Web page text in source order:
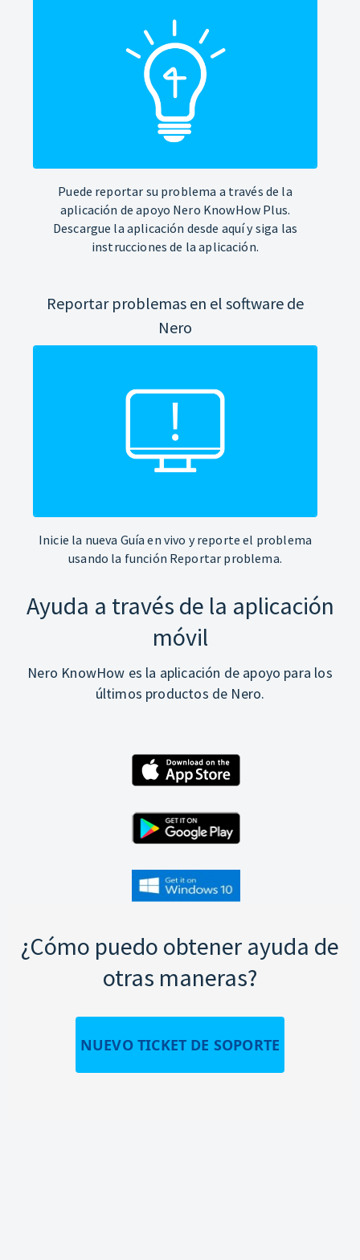
Puede reportar su problema a través de la
aplicación de apoyo Nero KnowHow Plus.
Descargue la aplicación desde aquí y siga las
instrucciones de la aplicación.
Reportar problemas en el software de
Nero
Inicie la nueva Guía en vivo y reporte el problema
usando la función Reportar problema.
Ayuda a través de la aplicación
móvil
Nero KnowHow es la aplicación de apoyo para los
últimos productos de Nero.
¿Cómo puedo obtener ayuda de
otras maneras?
NUEVO TICKET DE SOPORTE